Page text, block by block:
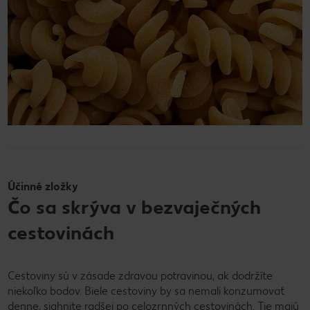
Účinné zložky
Čo sa skrýva v bezvaječných
cestovinách
Cestoviny sú v zásade zdravou potravinou, ak dodržíte
niekoľko bodov. Biele cestoviny by sa nemali konzumovať
denne, siahnite radšej po celozrnných cestovinách . Tie majú